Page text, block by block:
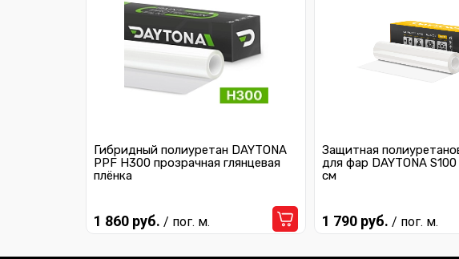
Гибридный полиуретан DAYTONA
PPF H300 прозрачная глянцевая
плёнка
1 860 руб. / пог. м.
Защитная
для фар DAYTONA
см
1 790 руб. / пог. м.